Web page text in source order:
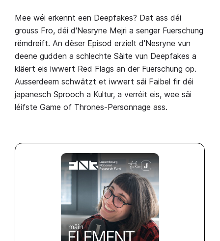
Mee wéi erkennt een Deepfakes? Dat ass déi
grouss Fro, déi d'Nesryne Mejri a senger Fuerschung
rëmdreift. An dëser Episod erzielt d'Nesryne vun
deene gudden a schlechte Säite vun Deepfakes a
kläert eis iwwert Red Flags an der Fuerschung op.
Ausserdeem schwätzt et iwwert säi Faibel fir déi
japanesch Sprooch a Kultur, a verréit eis, wee säi
léifste Game of Thrones-Personnage ass.